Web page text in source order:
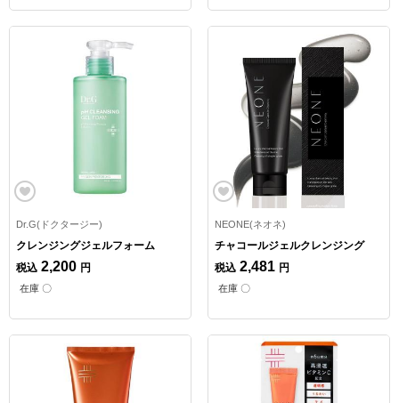
Dr.G(ドクタージー)
クレンジングジェルフォーム
税込 2,200 円
在庫 〇
NEONE(ネオネ)
チャコールジェルクレンジング
税込 2,481 円
在庫 〇